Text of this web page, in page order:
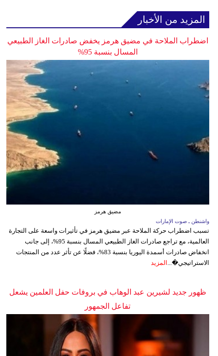
المزيد من الأخبار
اضطراب الملاحة في مضيق هرمز يخفض صادرات الغاز الطبيعي
المسال بنسبة 95%
مضيق هرمز
واشنطن ـ صوت الإمارات
تسبب اضطراب حركة الملاحة عبر مضيق هرمز في تأثيرات واسعة على التجارة
العالمية، مع تراجع صادرات الغاز الطبيعي المسال بنسبة 95%، إلى جانب
انخفاض صادرات أسمدة اليوريا بنسبة 83%، فضلًا عن تأثر عدد من المنتجات
الاستراتيجي�... المزيد
ظهور جديد لشيرين عبد الوهاب في بروفات حفل العلمين يشعل
تفاعل الجمهور